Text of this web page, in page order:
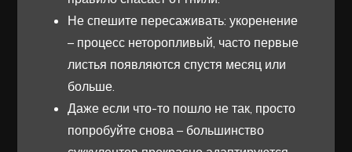
Не спешите пересаживать: укоренение
– процесс неторопливый, часто первые
листья появляются спустя месяц или
больше.
Даже если что-то пошло не так, просто
попробуйте снова – большинство